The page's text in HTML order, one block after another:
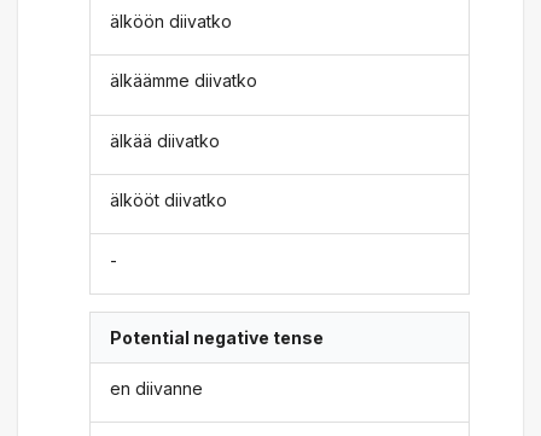
älköön diivatko
älkäämme diivatko
älkää diivatko
älkööt diivatko
-
Potential negative tense
en diivanne